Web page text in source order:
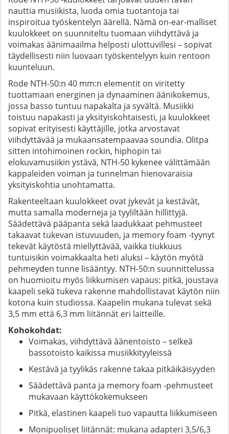
nauttia musiikista, luoda omia tuotantoja tai
inspiroitua työskentelyn äärellä. Nämä on-ear-malliset
kuulokkeet on suunniteltu tuomaan viihdyttävä ja
voimakas äänimaailma helposti ulottuvillesi – sopivat
täydellisesti niin luovaan työskentelyyn kuin rentoon
kuunteluun.
Rode NTH-50:n 40 mm:n elementit on viritetty
tuottamaan energinen ja dynaaminen äänikokemus,
jossa basso tuntuu napakalta ja syvältä. Musiikki
toistuu napakasti ja yksityiskohtaisesti, ja kuulokkeet
sopivat erityisesti käyttäjille, jotka arvostavat
viihdyttävää ja mukaansatempaavaa soundia. Olitpa
sitten intohimoinen rockin, hiphopin tai
elokuvamusiikin ystävä, NTH-50 kykenee välittämään
kappaleiden voiman ja tunnelman hienovaraisia
yksityiskohtia unohtamatta.
Rakenteeltaan kuulokkeet ovat jykevät ja kestävät,
mutta samalla moderneja ja tyyliltään hillittyjä.
Säädettävä pääpanta sekä laadukkaat pehmusteet
takaavat tukevan istuvuuden, ja memory foam -tyynyt
tekevät käytöstä miellyttävää, vaikka tiukkuus
tuntuisikin voimakkaalta heti aluksi – käytön myötä
pehmeyden tunne lisääntyy. NTH-50:n suunnittelussa
on huomioitu myös liikkumisen vapaus: pitkä, joustava
kaapeli sekä tukeva rakenne mahdollistavat käytön niin
kotona kuin studiossa. Kaapelin mukana tulevat sekä
3,5 mm että 6,3 mm liitännät eri laitteille.
Kohokohdat:
Voimakas, viihdyttävä äänentoisto – selkeä
bassotoisto kaikissa musiikkityyleissä
Kestävä ja tyylikäs rakenne takaa pitkäikäisyyden
Säädettävä panta ja memory foam -pehmusteet
mukavaan käyttökokemukseen
Pitkä, elastinen kaapeli tuo vapautta liikkumiseen
Monipuoliset liitännät: mukana adapteri 3,5/6,3